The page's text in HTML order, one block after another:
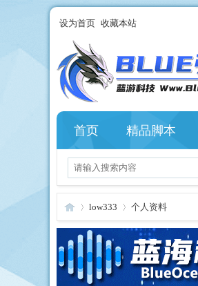
设为首页 收藏本站
首页 精品脚本
Bl ›
low333
›
个人资料